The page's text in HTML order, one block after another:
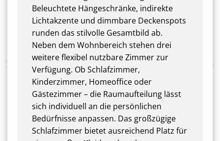
Beleuchtete Hängeschränke, indirekte
Lichtakzente und dimmbare Deckenspots
runden das stilvolle Gesamtbild ab.
Neben dem Wohnbereich stehen drei
weitere flexibel nutzbare Zimmer zur
Verfügung. Ob Schlafzimmer,
Kinderzimmer, Homeoffice oder
Gästezimmer – die Raumaufteilung lässt
sich individuell an die persönlichen
Bedürfnisse anpassen. Das großzügige
Schlafzimmer bietet ausreichend Platz für